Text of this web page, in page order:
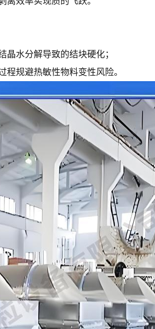
水分解导致的结块硬化；
规避热敏性物料变性风险。